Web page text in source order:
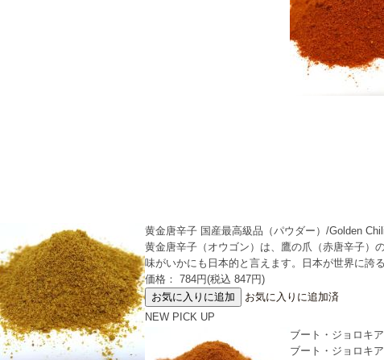
黄金唐辛子 国産最高級品（パウダー）/Golden
黄金唐辛子（オウゴン）は、鷹の爪（赤唐辛子）
味がいかにも日本的と言えます。日本が世界に誇
価格： 784円(税込 847円)
お気に入りに追加済
NEW PICK UP
ブート・ジョロキ
ブート・ジョロキ